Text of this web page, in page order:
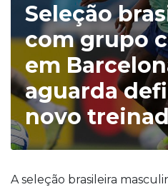
Seleção
com grupo
em
aguarda
novo
A seleção brasileira